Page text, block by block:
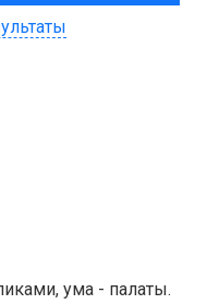
ума - палаты.